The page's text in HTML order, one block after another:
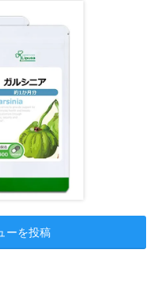
ーを投稿